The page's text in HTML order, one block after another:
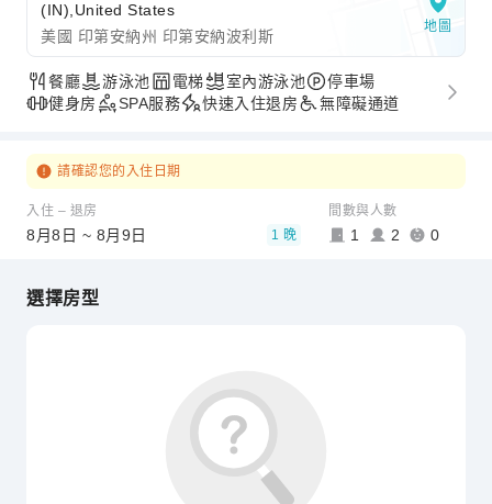
(IN),United States
美國 印第安納州 印第安納波利斯
地圖
餐廳 游泳池 電梯 室內游泳池
停車場
健身房
SPA服務 快速入住退房 無障礙通道
請確認您的入住日期
入住 – 退房
8月8日 ~ 8月9日 1 晚
間數與人數
1 2 0
選擇房型